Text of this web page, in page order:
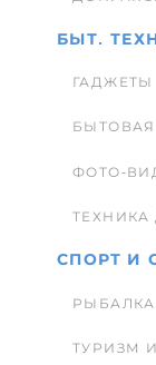
БЫТ.
ГАДЖЕТЫ
ФОТО-
СПОРТ И
ТУРИЗМ